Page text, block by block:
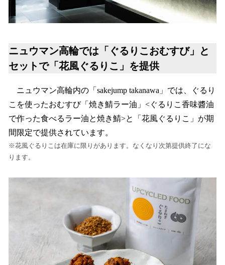
ニュウマン高輪では「ぐるりこおむすび」と
セットで「花風ぐるりこ」を提供
ニュウマン高輪内の「sakejump takanawa」では、ぐるり
こを使ったおむすび「焼き鯖ラー油」<ぐるりこ香味醬油
で作った食べるラー油と焼き鯖>と「花風ぐるりこ」が期
間限定で提供されています。
※花風ぐるりこは在庫に限りがあります。なくなり次第提供終了にな
ります。